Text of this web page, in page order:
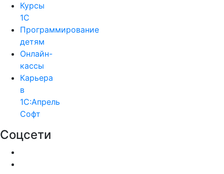
Курсы
1С
Программирование
детям
Онлайн-
кассы
Карьера
в
1С:Апрель
Софт
Соцсети